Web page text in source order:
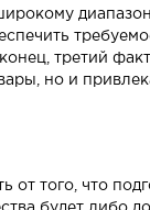
третий
но и
от того, что